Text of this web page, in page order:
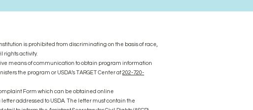
is prohibited from discriminating on the basis of race,
rights activity.
means of communication to obtain program information
the program or USDA’s TARGET Center at202-720-
Form which can be obtained online
letter addressed to USDA. The letter must contain the